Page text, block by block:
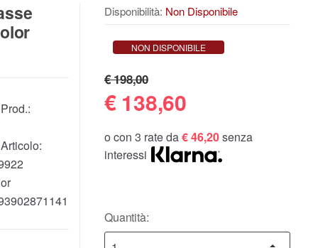
Disponibilità: Non Disponibile
NON DISPONIBILE
€ 198,00
€ 138,60
o con 3 rate da€ 46,20senza
interessi
Quantità: